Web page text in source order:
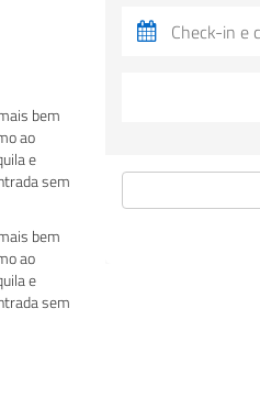
bem
ao
e
sem
bem
ao
e
sem